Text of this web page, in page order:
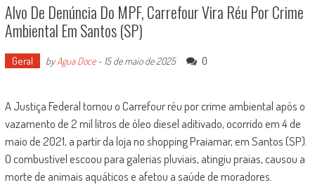
Alvo De Denúncia Do MPF, Carrefour Vira Réu Por Crime
Ambiental Em Santos (SP)
Geral byAgua Doce- 15 de maio de 2025 0
A Justiça Federal tornou o Carrefour réu por crime ambiental após o
vazamento de 2 mil litros de óleo diesel aditivado, ocorrido em 4 de
maio de 2021, a partir da loja no shopping Praiamar, em Santos (SP).
O combustível escoou para galerias pluviais, atingiu praias, causou a
morte de animais aquáticos e afetou a saúde de moradores.